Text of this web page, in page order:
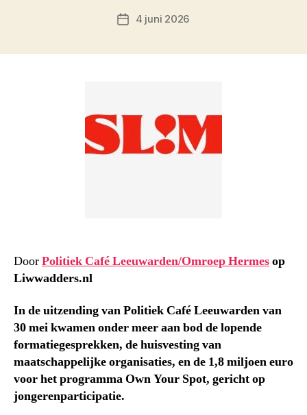
Berichtdatum
4 juni 2026
DoorPolitiek Café Leeuwarden/Omroep Hermesop
Liwwadders.nl
In de uitzending van Politiek Café Leeuwarden van
30 mei kwamen onder meer aan bod de lopende
formatiegesprekken, de huisvesting van
maatschappelijke organisaties, en de 1,8 miljoen euro
voor het programma Own Your Spot, gericht op
jongerenparticipatie.